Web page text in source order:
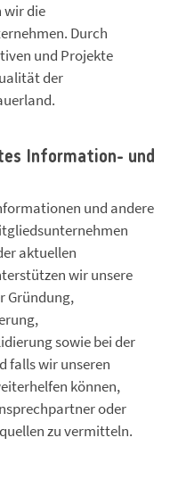
wir die
Durch
und Projekte
der
Information- und
und andere
aktuellen
wir unsere
Gründung,
sowie bei der
falls wir unseren
können,
oder
zu vermitteln.